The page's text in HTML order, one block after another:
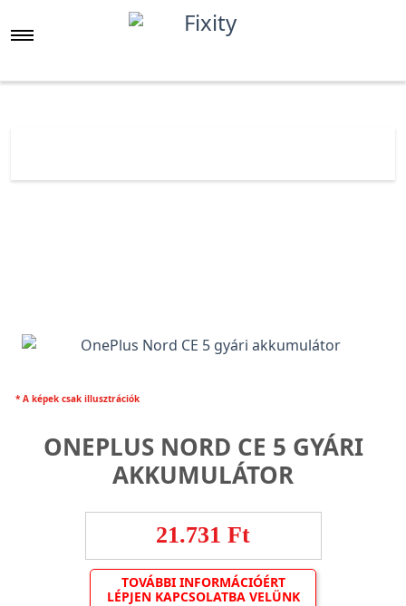
* A képek csak illusztrációk
ONEPLUS NORD CE 5 GYÁRI
AKKUMULÁTOR
21.731 Ft
TOVÁBBI INFORMÁCIÓÉRT
LÉPJEN KAPCSOLATBA VELÜNK